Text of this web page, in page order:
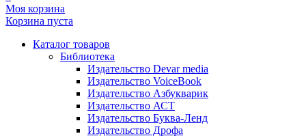
Моя корзина
Корзина пуста
Каталог товаров
Библиотека
Издательство Devar media
Издательство VoiceBook
Издательство Азбукварик
Издательство АСТ
Издательство Буква-Ленд
Издательство Дрофа